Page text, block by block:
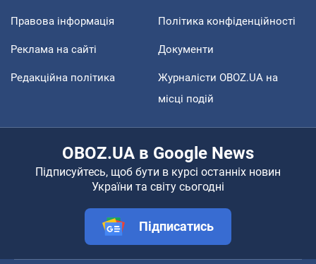
Правова інформація Політика конфіденційності
Реклама на сайті Документи
Редакційна політика
Журналісти OBOZ.UA на
місці подій
OBOZ.UA в Google News
Підписуйтесь, щоб бути в курсі останніх новин
України та світу сьогодні
Підписатись